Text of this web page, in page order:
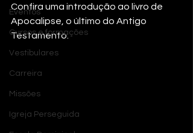
Eventos
Cursos e formações
Vestibulares
Carreira
Missões
Igreja Perseguida
Confira uma introdução ao livro de
Apocalipse, o último do Antigo
Testamento.